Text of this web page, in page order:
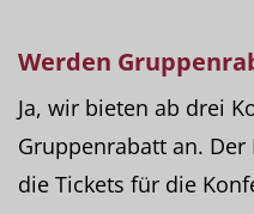
Werden
Ja, wir bieten ab drei
Gruppenrabatt an.
die Tickets für die